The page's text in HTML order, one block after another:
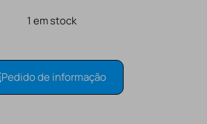
1 em stock
Pedido de informação